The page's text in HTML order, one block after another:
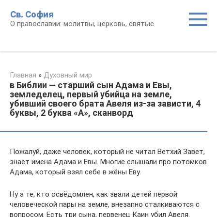
контенту
Св. София
О православии: молитвы, церковь, святые
Главная » Духовный мир
в Библии — старший сын Адама и Евы,
земледелец, первый убийца на земле,
убивший своего брата Авеля из-за зависти, 4
буквы, 2 буква «А», сканворд
Пожалуй, даже человек, который не читал Ветхий Завет,
знает имена Адама и Евы. Многие слышали про потомков
Адама, который взял себе в жёны Еву.
Ну а те, кто освёдомлен, как звали детей первой
человеческой пары на земле, внезапно сталкиваются с
вопросом. Есть три сына, первенец Каин убил Авеля.